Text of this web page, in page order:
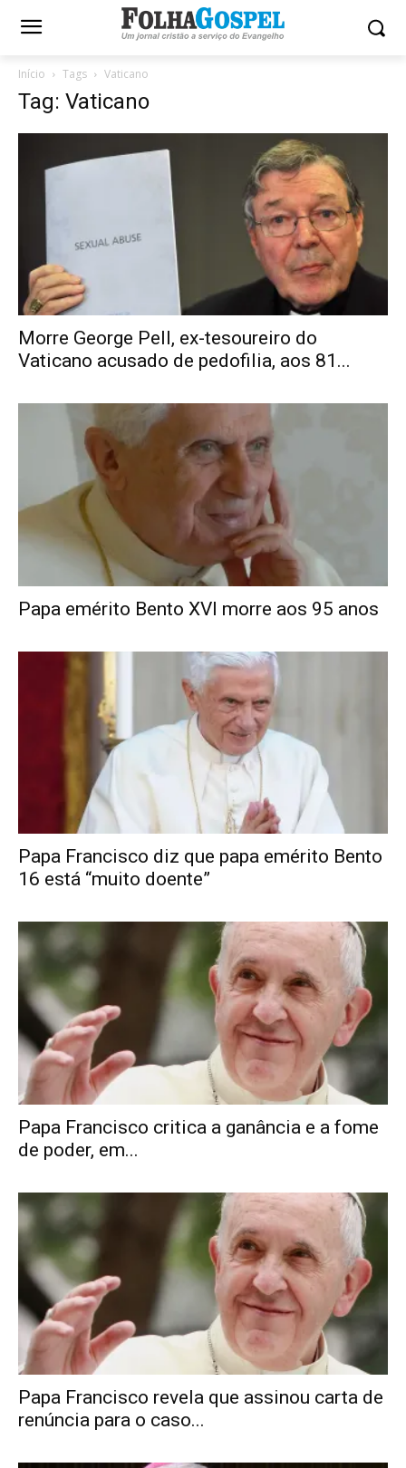
Início Tags Vaticano
Tag: Vaticano
Morre George Pell, ex-tesoureiro do
Vaticano acusado de pedofilia, aos 81...
Papa emérito Bento XVI morre aos 95 anos
Papa Francisco diz que papa emérito Bento
16 está “muito doente”
Papa Francisco critica a ganância e a fome
de poder, em...
Papa Francisco revela que assinou carta de
renúncia para o caso...